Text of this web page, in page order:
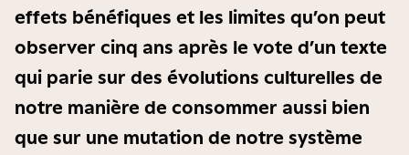
effets bénéfiques et les limites qu’on peut
observer cinq ans après le vote d’un texte
qui parie sur des évolutions culturelles de
notre manière de consommer aussi bien
que sur une mutation de notre système